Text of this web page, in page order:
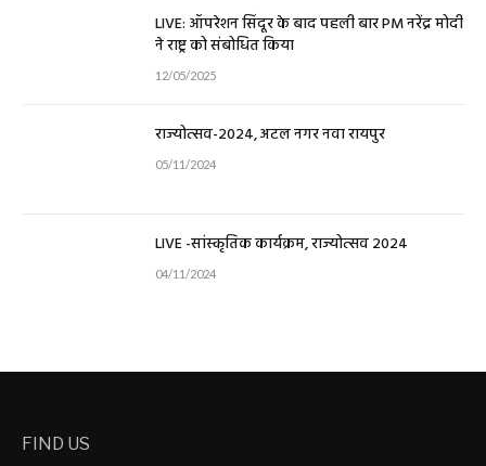
LIVE: ऑपरेशन सिंदूर के बाद पहली बार PM नरेंद्र मोदी
ने राष्ट्र को संबोधित किया
12/05/2025
राज्योत्सव-2024, अटल नगर नवा रायपुर
05/11/2024
LIVE -सांस्कृतिक कार्यक्रम, राज्योत्सव 2024
04/11/2024
FIND US